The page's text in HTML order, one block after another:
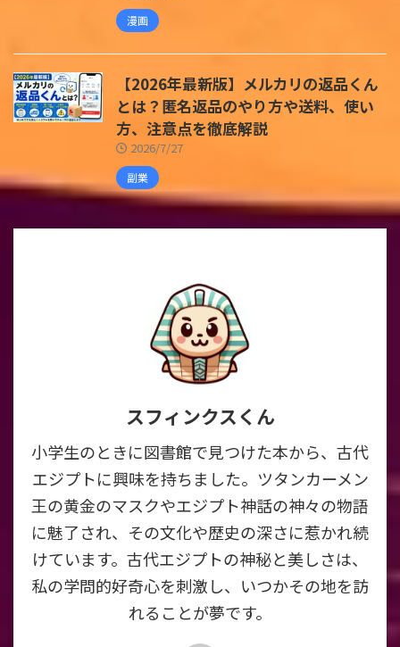
漫画
【2026年最新版】メルカリの返品くん
とは？匿名返品のやり方や送料、使い
方、注意点を徹底解説
2026/7/27
副業
スフィンクスくん
小学生のときに図書館で見つけた本から、古代
エジプトに興味を持ちました。ツタンカーメン
王の黄金のマスクやエジプト神話の神々の物語
に魅了され、その文化や歴史の深さに惹かれ続
けています。古代エジプトの神秘と美しさは、
私の学問的好奇心を刺激し、いつかその地を訪
れることが夢です。